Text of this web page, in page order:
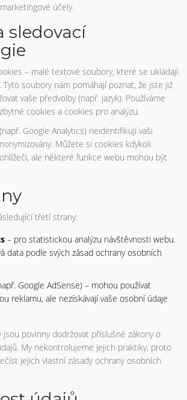
účely.
sledovací
– malé textové soubory, které se ukládají
Tyto soubory nám pomáhají poznat, že jste již
vaše předvolby (např. jazyk). Používáme
cookies a cookies pro analýzu.
Google Analytics) neidentifikují vaši
Můžete si cookies kdykoli
ale některé funkce webu mohou být
třetí strany:
– pro statistickou analýzu návštěvnosti webu.
data podle svých zásad ochrany osobních
Google AdSense) – mohou používat
reklamu, ale nezískávají vaše osobní údaje
povinny dodržovat příslušné zákony o
My nekontrolujeme jejich praktiky, proto
jejich vlastní zásady ochrany osobních